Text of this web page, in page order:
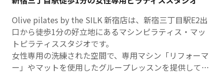
Olive pilates by the SILK 新宿店は、新宿三丁目駅E2出
口から徒歩1分の好立地にあるマシンピラティス・マッ
トピラティススタジオです。
女性専用の洗練された空間で、専用マシン「リフォーマ
ー」やマットを使用したグループレッスンを提供してい